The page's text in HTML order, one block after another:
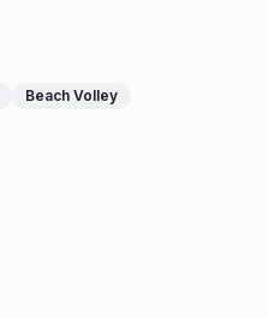
Beach Volley